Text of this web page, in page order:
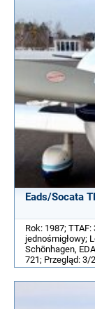
Eads/Socata
Rok: 1987;
jednośmigłowy;
Schönhagen,
721; Przegląd: 3/